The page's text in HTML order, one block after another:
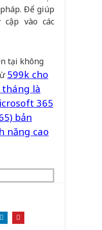
Để giúp
vào các
tại không
599k cho
tháng là
365
bản
năng cao